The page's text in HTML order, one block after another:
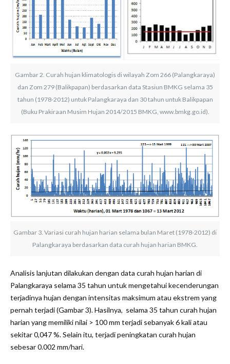
Gambar 2. Curah hujan klimatologis di wilayah Zom 266 (Palangkaraya)
dan Zom 279 (Balikpapan) berdasarkan data Stasiun BMKG selama 35
tahun (1978-2012) untuk Palangkaraya dan 30 tahun untuk Balikpapan
(Buku Prakiraan Musim Hujan 2014/2015 BMKG, www.bmkg.go.id).
Gambar 3. Variasi curah hujan harian selama bulan Maret (1978-2012) di
Palangkaraya berdasarkan data curah hujan harian BMKG.
Analisis lanjutan dilakukan dengan data curah hujan harian di
Palangkaraya selama 35 tahun untuk mengetahui kecenderungan
terjadinya hujan dengan intensitas maksimum atau ekstrem yang
pernah terjadi (Gambar 3). Hasilnya, selama 35 tahun curah hujan
harian yang memiliki nilai > 100 mm terjadi sebanyak 6 kali atau
sekitar 0,047 %. Selain itu, terjadi peningkatan curah hujan
sebesar 0.002 mm/hari.